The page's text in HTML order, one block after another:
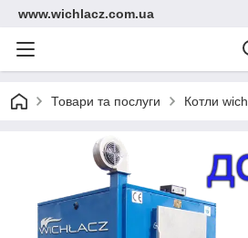
www.wichlacz.com.ua
Товари та послуги Котли